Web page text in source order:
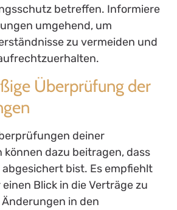
betreffen. Informiere
umgehend, um
zu vermeiden und
Überprüfung der
deiner
können dazu beitragen, dass
bist. Es empfiehlt
Blick in die Verträge zu
in den